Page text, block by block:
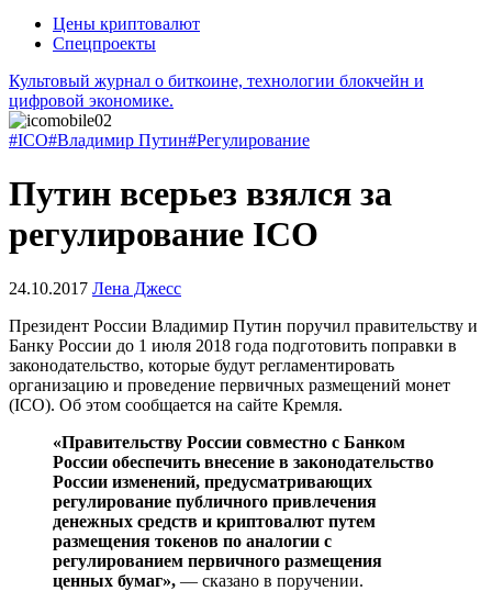
Цены криптовалют
Спецпроекты
Культовый журнал о биткоине, технологии блокчейн и
цифровой экономике.
#ICO#Владимир Путин#Регулирование
Путин всерьез взялся за
регулирование ICO
24.10.2017 Лена Джесс
Президент России Владимир Путин поручил правительству и
Банку России до 1 июля 2018 года подготовить поправки в
законодательство, которые будут регламентировать
организацию и проведение первичных размещений монет
(ICO). Об этом сообщается на сайте Кремля.
«Правительству России совместно с Банком
России обеспечить внесение в законодательство
России изменений, предусматривающих
регулирование публичного привлечения
денежных средств и криптовалют путем
размещения токенов по аналогии с
регулированием первичного размещения
ценных бумаг», — сказано в поручении.